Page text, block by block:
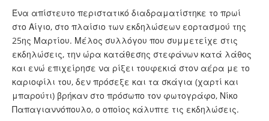
Ένα απίστευτο περιστατικό διαδραματίστηκε το πρωί
στο Αίγιο, στο πλαίσιο των εκδηλώσεων εορτασμού της
25ης Μαρτίου. Μέλος συλλόγου που συμμετείχε στις
εκδηλώσεις, την ώρα κατάθεσης στεφάνων κατά λάθος
και ενώ επιχείρησε να ρίξει τουφεκιά στον αέρα με το
καριοφίλι του, δεν πρόσεξε και τα σκάγια (χαρτί και
μπαρούτι) βρήκαν στο πρόσωπο τον φωτογράφο, Νίκο
Παπαγιαννόπουλο, ο οποίος κάλυπτε τις εκδηλώσεις.